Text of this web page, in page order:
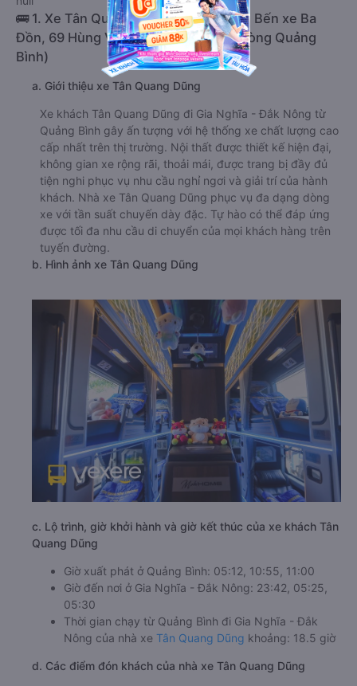
🚌 1. Xe Tân Quang Dũng khởi hành tại Bến xe Ba
Đồn, 69 Hùng Vương, Ba Đồn (Văn Phòng Quảng
Bình)
a. Giới thiệu xe Tân Quang Dũng
Xe khách Tân Quang Dũng đi Gia Nghĩa - Đắk Nông từ
Quảng Bình gây ấn tượng với hệ thống xe chất lượng cao
cấp nhất trên thị trường. Nội thất được thiết kế hiện đại,
không gian xe rộng rãi, thoải mái, được trang bị đầy đủ
tiện nghi phục vụ nhu cầu nghỉ ngơi và giải trí của hành
khách. Nhà xe Tân Quang Dũng phục vụ đa dạng dòng
xe với tần suất chuyến dày đặc. Tự hào có thể đáp ứng
được tối đa nhu cầu di chuyển của mọi khách hàng trên
tuyến đường.
b. Hình ảnh xe Tân Quang Dũng
c. Lộ trình, giờ khởi hành và giờ kết thúc của xe khách Tân
Quang Dũng
Giờ xuất phát ở Quảng Bình: 05:12, 10:55, 11:00
Giờ đến nơi ở Gia Nghĩa - Đắk Nông: 23:42, 05:25,
05:30
Thời gian chạy từ Quảng Bình đi Gia Nghĩa - Đắk
Nông của nhà xe Tân Quang Dũng khoảng: 18.5 giờ
d. Các điểm đón khách của nhà xe Tân Quang Dũng